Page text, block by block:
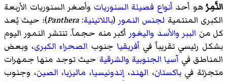
النَّمِرُهو أحد أنواع فصيلة السنوريات وأصغر السنوريات الأربعة
الكبرى المنتمية لجنس النمور (باللاتينية:
Panthera)؛ حيث يُعد
كل من الببر والأسد واليغور أكبر منه حجماً. تنتشر النمور اليوم
بشكل رئيسي تقريباً في أفريقيا جنوب الصحراء الكبرى، وبعض
المناطق في آسيا الجنوبية والشرقية حيث توجد منها جمهرات
متجزئة فيباكستان، الهند، إندونيسيا، ماليزيا، الصين، وجنوب